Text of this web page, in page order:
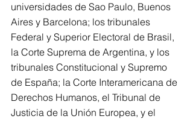
universidades de Sao Paulo, Buenos
Aires y Barcelona; los tribunales
Federal y Superior Electoral de Brasil,
la Corte Suprema de Argentina, y los
tribunales Constitucional y Supremo
de España; la Corte Interamericana de
Derechos Humanos, el Tribunal de
Justicia de la Unión Europea, y el